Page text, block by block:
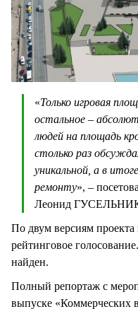
«Только игровая
остальное –
людей на площадь
столько раз
уникальной, а в
ремонту», –
Леонид
По двум версиям проекта
рейтинговое
найден.
Полный репортаж с
выпуске «Коммерческих